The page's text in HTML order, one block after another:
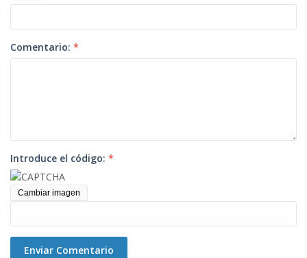
Comentario: *
Introduce el código: *
Cambiar imagen
Enviar Comentario